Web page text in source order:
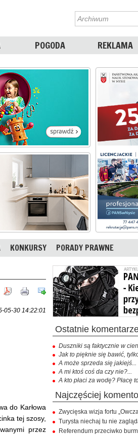
POGODA REKLAMA
KONKURSY PORADY PRAWNE
05-30 14:22:01
do Karłowa
tej szosy,
przez
ostatnie
Duszniki są faktycznie w
Jak to pięknie się bawić,
A może sprzeda się jakiejś...
A mi ktoś coś da czy nie?...
A kto płaci za wodę? Płacę
najczęściej
Zwycięska wizja fortu
Turysta niechaj tu nie
Referendum przeciwko